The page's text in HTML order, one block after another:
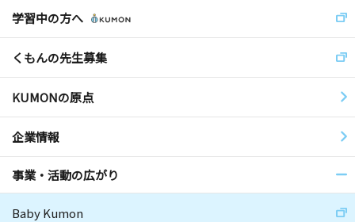
学習中の方へ
くもんの先生募集
KUMONの原点
企業情報
事業・活動の広がり
Baby Kumon